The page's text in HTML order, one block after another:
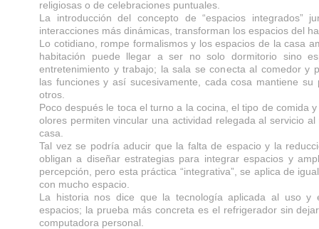
religiosas o de celebraciones puntuales.
La introducción del concepto de “espacios integrados”
interacciones más dinámicas, transforman los espacios del
Lo cotidiano, rompe formalismos y los espacios de la casa
habitación puede llegar a ser no solo dormitorio sino
entretenimiento y trabajo; la sala se conecta al comedor y
las funciones y así sucesivamente, cada cosa mantiene su
otros.
Poco después le toca el turno a la cocina, el tipo de comida
olores permiten vincular una actividad relegada al servicio
casa.
Tal vez se podría aducir que la falta de espacio y la
obligan a diseñar estrategias para integrar espacios y
percepción, pero esta práctica “integrativa”, se aplica de
con mucho espacio.
La historia nos dice que la tecnología aplicada al uso y
espacios; la prueba más concreta es el refrigerador sin
computadora personal.